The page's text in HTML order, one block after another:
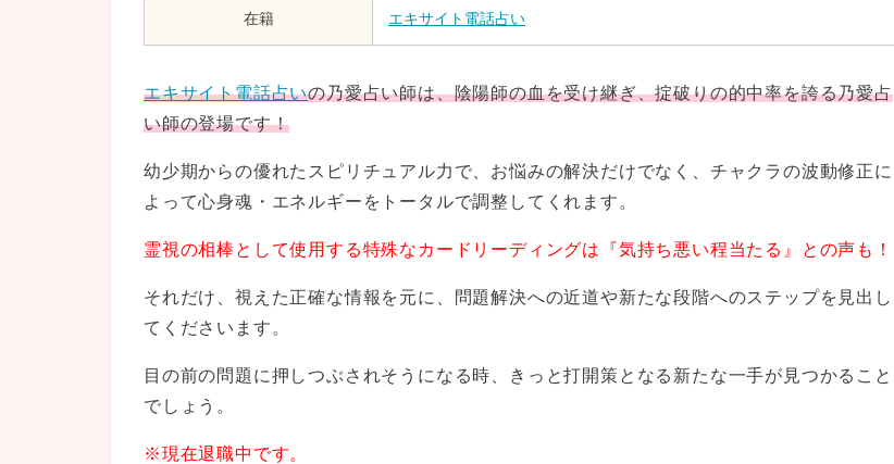
在籍 エキサイト電話占い
エキサイト電話占いの乃愛占い師は、陰陽師の血を受け継ぎ、掟破りの的中率を誇る乃愛占
い師の登場です！
幼少期からの優れたスピリチュアル力で、お悩みの解決だけでなく、チャクラの波動修正に
よって心身魂・エネルギーをトータルで調整してくれます。
霊視の相棒として使用する特殊なカードリーディングは『気持ち悪い程当たる』との声も！
それだけ、視えた正確な情報を元に、問題解決への近道や新たな段階へのステップを見出し
てくださいます。
目の前の問題に押しつぶされそうになる時、きっと打開策となる新たな一手が見つかること
でしょう。
※現在退職中です。